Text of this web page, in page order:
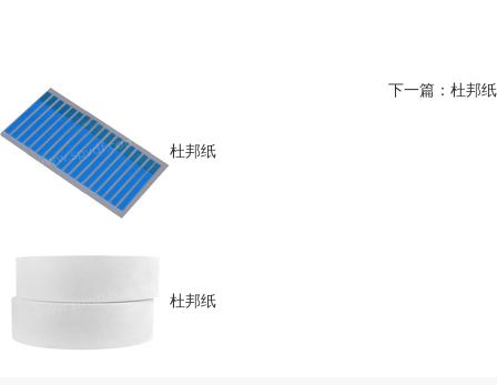
下一篇：杜邦纸
杜邦纸
杜邦纸